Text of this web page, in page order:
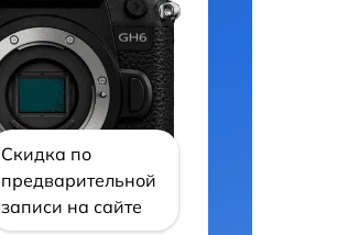
Скидка по
предварительной
записи на сайте